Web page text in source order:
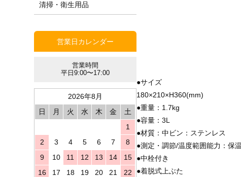
清掃・衛生用品
営業日カレンダー
営業時間
平日9:00〜17:00
2026年8月
日
月 火 水 木 金
土
1
2
3 4 5 6 7
8
9
10 11 12 13 14
15
16
17 18 19 20 21
22
●サイズ
180×210×H360(mm)
●重量：1.7kg
●容量：3L
●材質：中ビン：ステンレス
●測定・調節/温度範囲能力：
●中栓付き
●着脱式上ぶた